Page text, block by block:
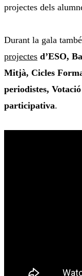
projectes dels
Durant la gala
projectes d’ESO,
Mitjà, Cicles
periodistes,
participativa.